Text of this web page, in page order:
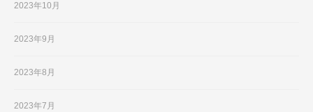
2023年10月
2023年9月
2023年8月
2023年7月